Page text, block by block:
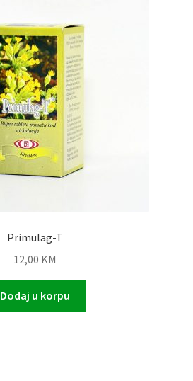
Primulag-T
12,00 KM
Dodaj u korpu